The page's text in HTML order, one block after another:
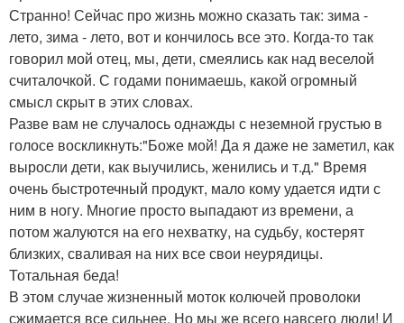
Странно! Сейчас про жизнь можно сказать так: зима -
лето, зима - лето, вот и кончилось все это. Когда-то так
говорил мой отец, мы, дети, смеялись как над веселой
считалочкой. С годами понимаешь, какой огромный
смысл скрыт в этих словах.
Разве вам не случалось однажды с неземной грустью в
голосе воскликнуть:"Боже мой! Да я даже не заметил, как
выросли дети, как выучились, женились и т.д." Время
очень быстротечный продукт, мало кому удается идти с
ним в ногу. Многие просто выпадают из времени, а
потом жалуются на его нехватку, на судьбу, костерят
близких, сваливая на них все свои неурядицы.
Тотальная беда!
В этом случае жизненный моток колючей проволоки
сжимается все сильнее. Но мы же всего навсего люди! И